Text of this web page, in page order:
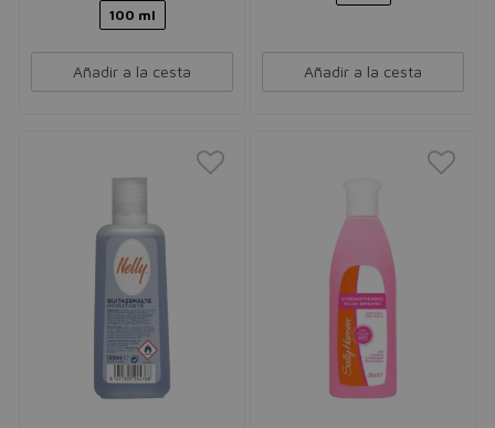
100 ml
Añadir a la cesta Añadir a la cesta